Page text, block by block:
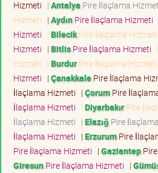
Hizmeti | Antalya Pire İlaçlama
Hizmeti | AydınPire İlaçlama Hizmeti
Hizmeti | BilecikPire İlaçlama Hizmeti
Hizmeti | BitlisPire İlaçlama Hizmeti |
Hizmeti | BurdurPire İlaçlama Hizmeti
Hizmeti | ÇanakkalePire İlaçlama
İlaçlama Hizmeti | ÇorumPire
İlaçlama Hizmeti | DiyarbakırPire
İlaçlama Hizmeti | Elazığ Pire
İlaçlama Hizmeti | ErzurumPire
Pire İlaçlama Hizmeti | Gaziantep
GiresunPire İlaçlama Hizmeti |